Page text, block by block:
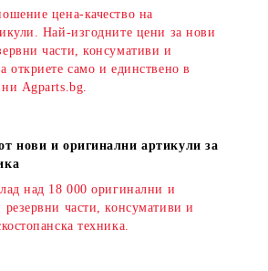
цена-качество на
Най-изгодните цени за нови
части, консумативи и
откриете само и единствено в
Agparts.bg.
нови и оригинални артикули за
над 18 000 оригинални и
резервни части, консумативи и
техника.